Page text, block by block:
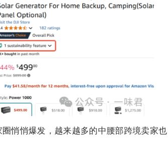
悄悄爆发，越来越多的中腰部跨境卖家也